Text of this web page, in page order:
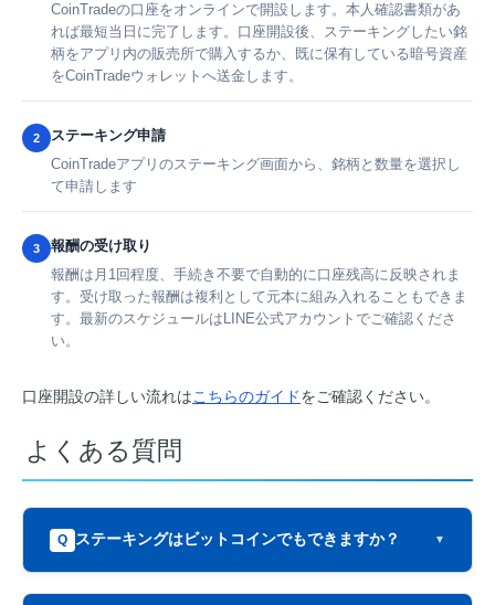
CoinTradeの口座をオンラインで開設します。本人確認書類があ
れば最短当日に完了します。口座開設後、ステーキングしたい銘
柄をアプリ内の販売所で購入するか、既に保有している暗号資産
をCoinTradeウォレットへ送金します。
2 ステーキング申請
CoinTradeアプリのステーキング画面から、銘柄と数量を選択し
て申請します
3 報酬の受け取り
報酬は月1回程度、手続き不要で自動的に口座残高に反映されま
す。受け取った報酬は複利として元本に組み入れることもできま
す。最新のスケジュールはLINE公式アカウントでご確認くださ
い。
口座開設の詳しい流れはこちらのガイドをご確認ください。
よくある質問
Q ステーキングはビットコインでもできますか？